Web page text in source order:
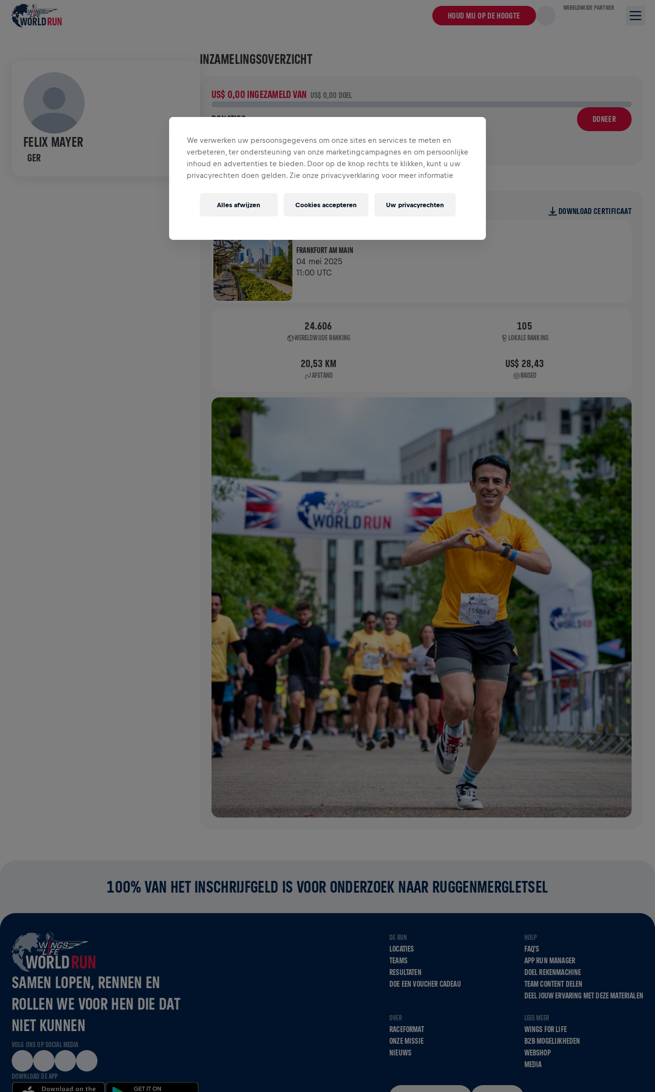
HOUD MIJ OP DE HOOGTE
WERELDWIJDE PARTNER
FELIX MAYER
GER
INZAMELINGSOVERZICHT
US$ 0,00 INGEZAMELD VAN US$ 0,00 DOEL
DONATIES DONEER
Doneer om een verschil te maken! 100% van je donatie gaat
naar onderzoek naar de genezing van ruggenmergletsel.
GESCHIEDENIS
WINGS FOR LIFE WORLD RUN 2025 DOWNLOAD CERTIFICAAT
FRANKFURT AM MAIN
04 mei 2025
11:00 UTC
24.606
WERELDWIJDE RANKING
105
LOKALE RANKING
20,53 KM
AFSTAND
US$ 28,43
RAISED
100% VAN HET INSCHRIJFGELD IS VOOR ONDERZOEK NAAR RUGGENMERGLETSEL
SAMEN LOPEN, RENNEN EN
ROLLEN WE VOOR HEN DIE DAT
NIET KUNNEN
VOLG ONS OP SOCIAL MEDIA
DOWNLOAD DE APP
DE RUN
LOCATIES
TEAMS
RESULTATEN
DOE EEN VOUCHER CADEAU
HULP
FAQ'S
APP RUN MANAGER
DOEL REKENMACHINE
TEAM CONTENT DELEN
DEEL JOUW ERVARING MET DEZE MATERIALEN
OVER
RACEFORMAT
ONZE MISSIE
NIEUWS
LEES MEER
WINGS FOR LIFE
B2B MOGELIJKHEDEN
WEBSHOP
MEDIA
We verwerken uw persoonsgegevens om onze sites en services te meten en
verbeteren, ter ondersteuning van onze marketingcampagnes en om persoonlijke
inhoud en advertenties te bieden. Door op de knop rechts te klikken, kunt u uw
privacyrechten doen gelden. Zie onze privacyverklaring voor meer informatie
Uw privacyrechten
Alles afwijzen Cookies accepteren